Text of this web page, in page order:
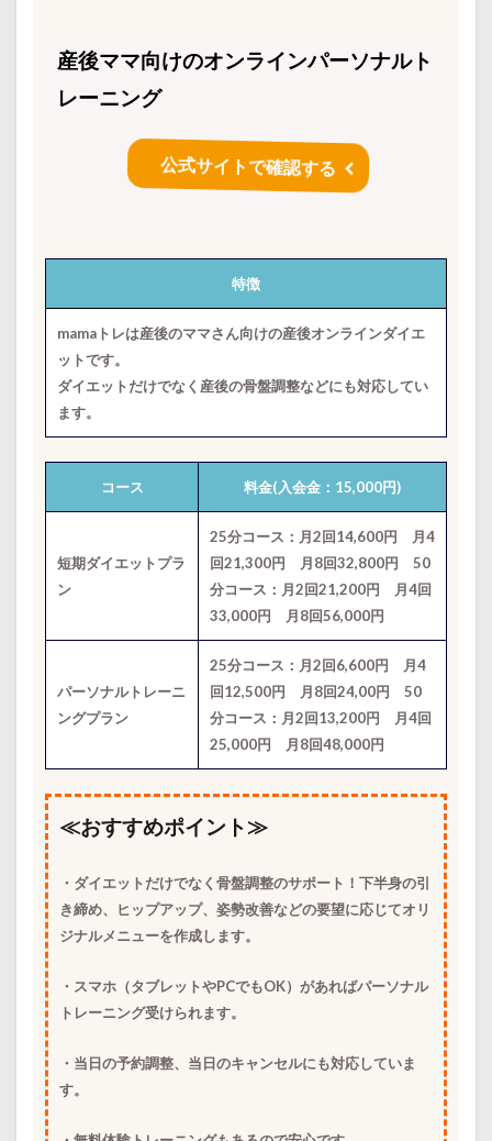
産後ママ向けのオンラインパーソナルト
レーニング
公式サイトで確認する
特徴
mamaトレは産後のママさん向けの産後オンラインダイエ
ットです。
ダイエットだけでなく産後の骨盤調整などにも対応してい
ます。
コース 料金(入会金：15,000円)
短期ダイエットプラ
ン
25分コース：月2回14,600円 月4
回21,300円 月8回32,800円 50
分コース：月2回21,200円 月4回
33,000円 月8回56,000円
パーソナルトレーニ
ングプラン
25分コース：月2回6,600円 月4
回12,500円 月8回24,00円 50
分コース：月2回13,200円 月4回
25,000円 月8回48,000円
≪おすすめポイント≫
・ダイエットだけでなく骨盤調整のサポート！下半身の引
き締め、ヒップアップ、姿勢改善などの要望に応じてオリ
ジナルメニューを作成します。
・スマホ（タブレットやPCでもOK）があればパーソナル
トレーニング受けられます。
・当日の予約調整、当日のキャンセルにも対応していま
す。